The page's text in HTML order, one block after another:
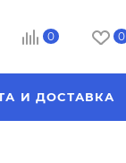
0 0
И ДОСТАВКА